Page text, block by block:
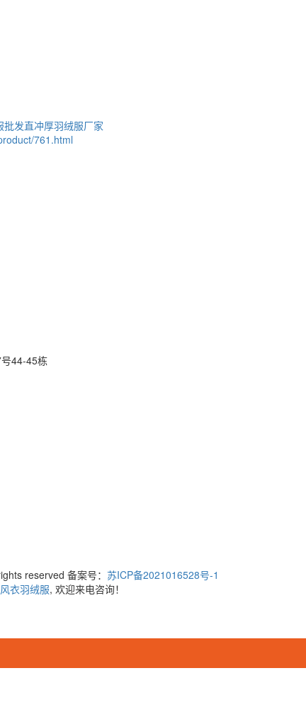
批发直冲厚羽绒服厂家
761.html
44-45栋
reserved 备案号： 苏ICP备2021016528号-1
衣羽绒服, 欢迎来电咨询！